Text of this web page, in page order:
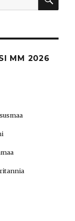
MM 2026